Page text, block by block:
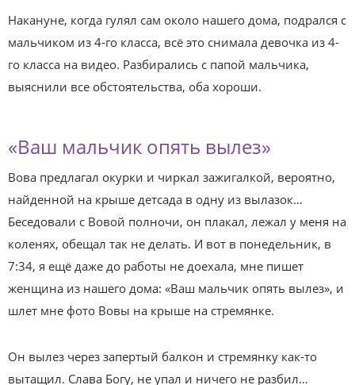
Накануне, когда гулял сам около нашего дома, подрался с
мальчиком из 4-го класса, всё это снимала девочка из 4-
го класса на видео. Разбирались с папой мальчика,
выяснили все обстоятельства, оба хороши.
«Ваш мальчик опять вылез»
Вова предлагал окурки и чиркал зажигалкой, вероятно,
найденной на крыше детсада в одну из вылазок…
Беседовали с Вовой полночи, он плакал, лежал у меня на
коленях, обещал так не делать. И вот в понедельник, в
7:34, я ещё даже до работы не доехала, мне пишет
женщина из нашего дома: «Ваш мальчик опять вылез», и
шлет мне фото Вовы на крыше на стремянке.
Он вылез через запертый балкон и стремянку как-то
вытащил. Слава Богу, не упал и ничего не разбил…